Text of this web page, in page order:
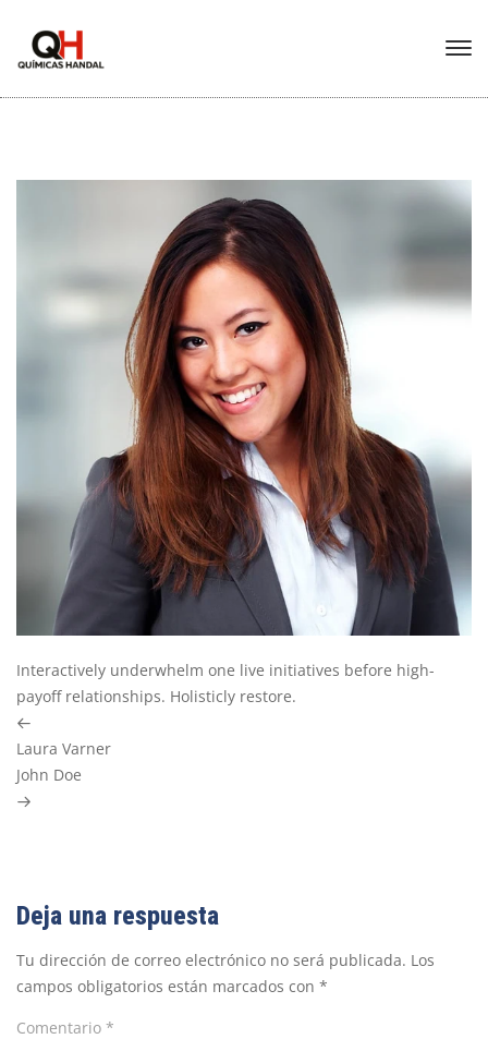
Interactively underwhelm one live initiatives before high-
payoff relationships. Holisticly restore.
Previous
Post
Laura Varner
Next
Post
John Doe
Deja una respuesta
Tu dirección de correo electrónico no será publicada. Los
campos obligatorios están marcados con *
Comentario *